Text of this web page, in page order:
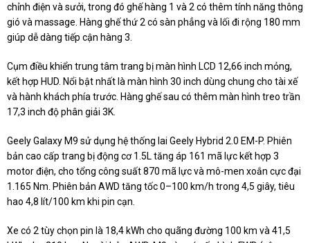
chỉnh điện và sưởi, trong đó ghế hàng 1 và 2 có thêm tính năng thông
gió và massage. Hàng ghế thứ 2 có sàn phẳng và lối đi rộng 180 mm
giúp dễ dàng tiếp cận hàng 3.
Cụm điều khiển trung tâm trang bị màn hình LCD 12,66 inch mỏng,
kết hợp HUD. Nổi bật nhất là màn hình 30 inch dùng chung cho tài xế
và hành khách phía trước. Hàng ghế sau có thêm màn hình treo trần
17,3 inch độ phân giải 3K.
Geely Galaxy M9 sử dụng hệ thống lai Geely Hybrid 2.0 EM-P. Phiên
bản cao cấp trang bị động cơ 1.5L tăng áp 161 mã lực kết hợp 3
motor điện, cho tổng công suất 870 mã lực và mô-men xoắn cực đại
1.165 Nm. Phiên bản AWD tăng tốc 0–100 km/h trong 4,5 giây, tiêu
hao 4,8 lít/100 km khi pin cạn.
Xe có 2 tùy chọn pin là 18,4 kWh cho quãng đường 100 km và 41,5